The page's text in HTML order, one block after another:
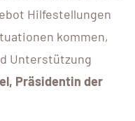
Hilfestellungen
kommen,
Unterstützung
Präsidentin der